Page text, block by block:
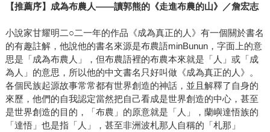
【推薦序】成為布農人——讀郭熊的《走進布農的山》／詹宏志
小說家甘耀明二○二一年的作品《成為真正的人》有一個關於書名
的有趣註解，他說他的書名來源是布農語minBunun，字面上的意
思是「成為布農人」，但布農語裡的布農本來就是「人」或「成
為人」的意思，所以他的中文書名只好叫做《成為真正的人》。
各個民族起源故事常常都有世界創造的神話，並且解釋了自身的
來歷，他們的自我認定當然把自己看成是世界創造的中心，甚至
是世界創造的目的，「布農」的原意就是「人」，蘭嶼達悟族的
「達悟」也是指「人」，甚至非洲波札那人自稱的「札那」